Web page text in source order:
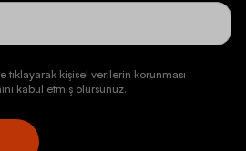
tıklayarak kişisel verilerin korunması
kabul etmiş olursunuz.